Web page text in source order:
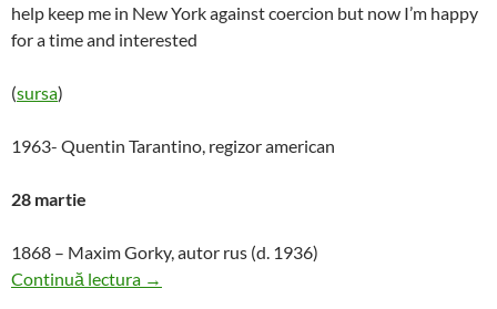
help keep me in New York against coercion but now I’m happy
for a time and interested
(sursa)
1963- Quentin Tarantino, regizor american
28 martie
1868 – Maxim Gorky, autor rus (d. 1936)
Continuă lectura Anul de poezie: saptamanile 13 & 14
→